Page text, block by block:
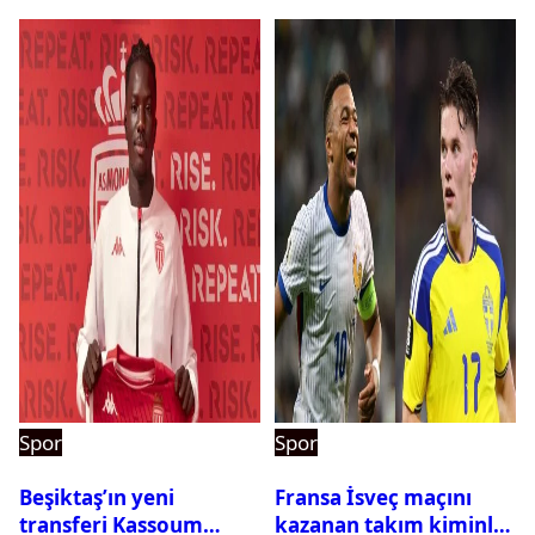
Spor
Beşiktaş’ın yeni
transferi Kassoum
Spor
Fransa İsveç maçını
kazanan takım kiminle